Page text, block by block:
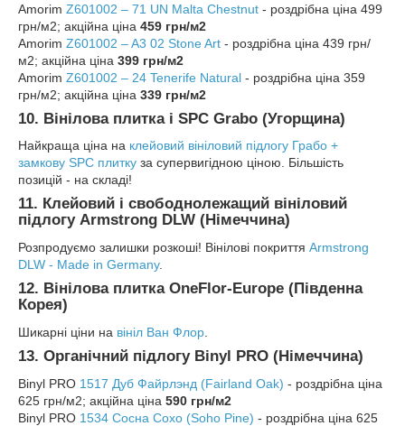
Amorim Z601002 – 71 UN Malta Chestnut - роздрібна ціна 499
грн/м2; акційна ціна 459 грн/м2
Amorim Z601002 – A3 02 Stone Art - роздрібна ціна 439 грн/
м2; акційна ціна 399 грн/м2
Amorim Z601002 – 24 Tenerife Natural - роздрібна ціна 359
грн/м2; акційна ціна 339 грн/м2
10. Вінілова плитка і SPC Grabo (Угорщина)
Найкраща ціна на клейовий вініловий підлогу Грабо +
замкову SPC плитку за супервигідною ціною. Більшість
позицій - на складі!
11. Клейовий і свободнолежащий вініловий
підлогу Armstrong DLW (Німеччина)
Розпродуємо залишки розкоші! Вінілові покриття Armstrong
DLW - Made in Germany.
12. Вінілова плитка OneFlor-Europe (Південна
Корея)
Шикарні ціни на вініл Ван Флор
13. Органічний підлогу Binyl PRO (Німеччина)
Binyl PRO 1517 Дуб Файрлэнд (Fairland Oak) - роздрібна ціна
625 грн/м2; акційна ціна 590 грн/м2
Binyl PRO 1534 Сосна Сохо (Soho Pine) - роздрібна ціна 625